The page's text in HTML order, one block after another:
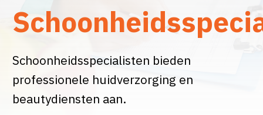
Schoonheidsspecialisten bieden
professionele huidverzorging en
beautydiensten aan.